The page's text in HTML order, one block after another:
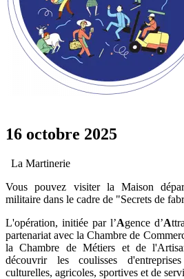
16 octobre 2025
La Martinerie
Vous pouvez visiter la Maison
militaire dans le cadre de "Secrets de
L'opération, initiée par l’Agence d’A
partenariat avec la Chambre de
la Chambre de Métiers et de
découvrir les coulisses
culturelles, agricoles, sportives et de